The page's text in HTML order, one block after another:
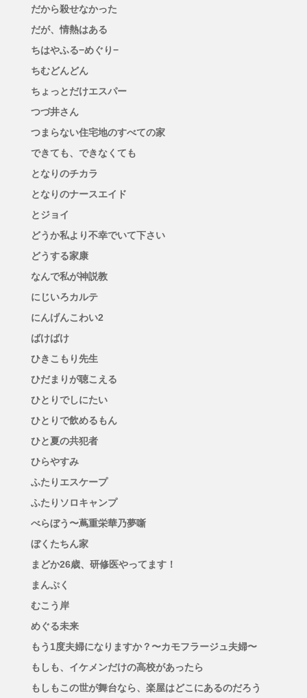
だから殺せなかった
だが、情熱はある
ちはやふる−めぐり−
ちむどんどん
ちょっとだけエスパー
つづ井さん
つまらない住宅地のすべての家
できても、できなくても
となりのチカラ
となりのナースエイド
とジョイ
どうか私より不幸でいて下さい
どうする家康
なんで私が神説教
にじいろカルテ
にんげんこわい2
ばけばけ
ひきこもり先生
ひだまりが聴こえる
ひとりでしにたい
ひとりで飲めるもん
ひと夏の共犯者
ひらやすみ
ふたりエスケープ
ふたりソロキャンプ
べらぼう〜蔦重栄華乃夢噺
ぼくたちん家
まどか26歳、研修医やってます！
まんぷく
むこう岸
めぐる未来
もう1度夫婦になりますか？〜カモフラージュ夫婦〜
もしも、イケメンだけの高校があったら
もしもこの世が舞台なら、楽屋はどこにあるのだろう